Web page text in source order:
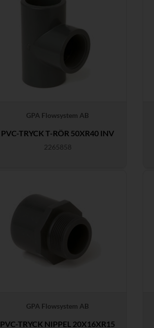
GPA Flowsystem AB
PVC-TRYCK T-RÖR 50XR40 INV
2265858
GPA Flowsystem AB
PVC-TRYCK NIPPEL 20X16XR15